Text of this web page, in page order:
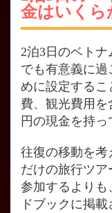
金はいくら
2泊3日のベト
でも有意義に過
めに設定するこ
費、観光費用
円の現金を持っ
往復の移動を考
だけの旅行ツ
参加するよりも
ドブックに掲